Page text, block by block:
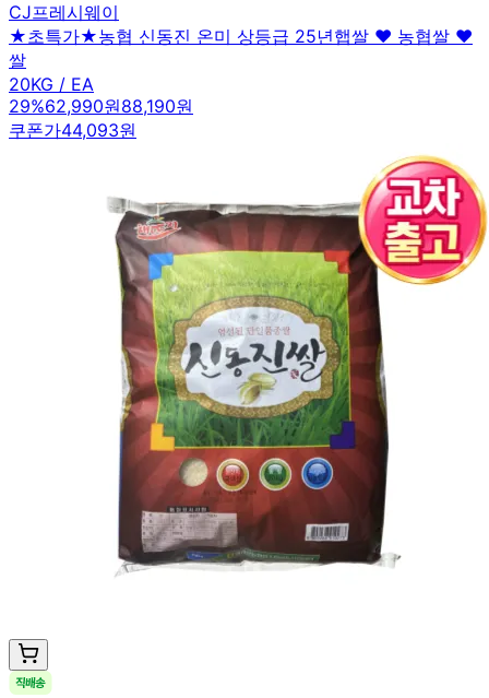
CJ프레시웨이
★초특가★농협 신동진 온미 상등급 25년햅쌀 ♥ 농협쌀 ♥
쌀
20KG / EA
29%62,990원88,190원
쿠폰가44,093원